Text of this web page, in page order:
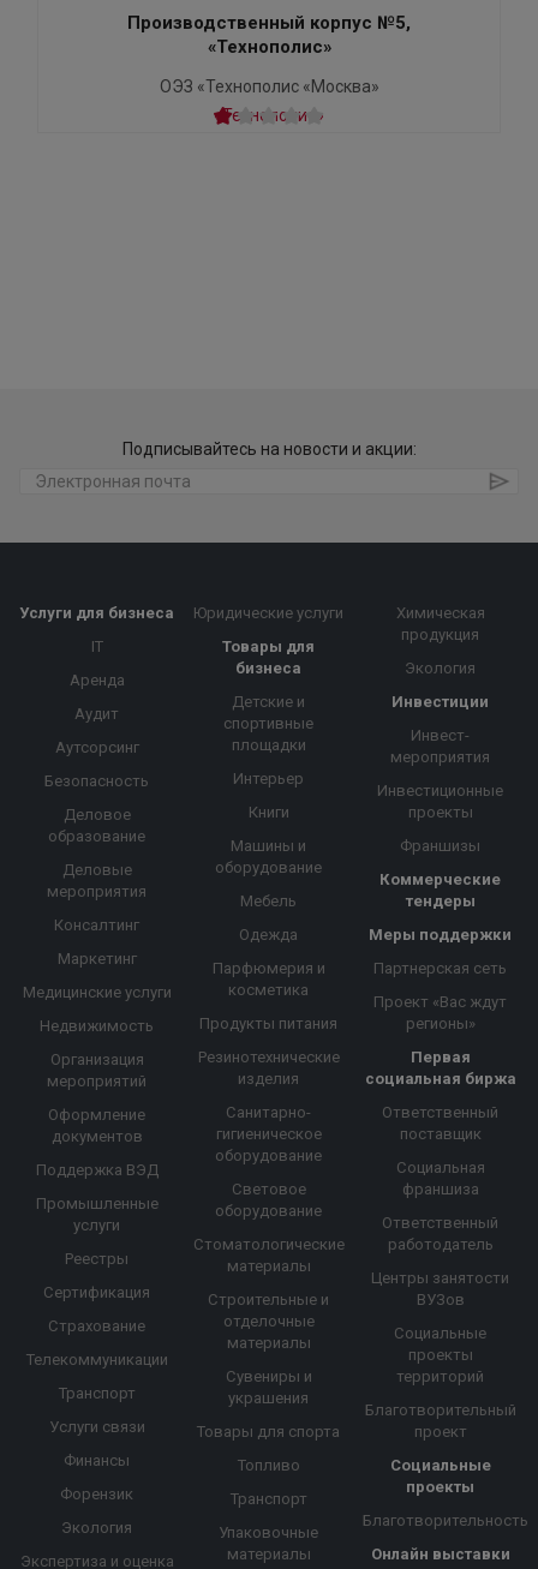
Производственный корпус №5,
«Технополис»​
ОЭЗ «Технополис «Москва»
Подписывайтесь на новости и акции:
Услуги для бизнеса
IT
Аренда
Аудит
Аутсорсинг
Безопасность
Деловое
образование
Деловые
мероприятия
Консалтинг
Маркетинг
Медицинские услуги
Недвижимость
Организация
мероприятий
Оформление
документов
Поддержка ВЭД
Промышленные
услуги
Реестры
Сертификация
Страхование
Телекоммуникации
Транспорт
Услуги связи
Финансы
Форензик
Экология
Экспертиза и оценка
Юридические услуги
Товары для
бизнеса
Детские и
спортивные
площадки
Интерьер
Книги
Машины и
оборудование
Мебель
Одежда
Парфюмерия и
косметика
Продукты питания
Резинотехнические
изделия
Санитарно-
гигиеническое
оборудование
Световое
оборудование
Стоматологические
материалы
Строительные и
отделочные
материалы
Сувениры и
украшения
Товары для спорта
Топливо
Транспорт
Упаковочные
материалы
Химическая
продукция
Экология
Инвестиции
Инвест-
мероприятия
Инвестиционные
проекты
Франшизы
Коммерческие
тендеры
Меры поддержки
Партнерская сеть
Проект «Вас ждут
регионы»
Первая
социальная биржа
Ответственный
поставщик
Социальная
франшиза
Ответственный
работодатель
Центры занятости
ВУЗов
Социальные
проекты
территорий
Благотворительный
проект
Социальные
проекты
Благотворительность
Онлайн выставки